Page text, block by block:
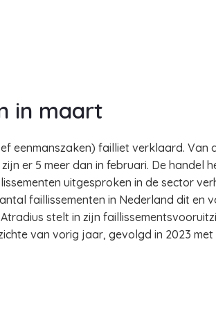
in maart
eenmanszaken) failliet verklaard.
er 5 meer dan in februari. De handel
uitgesproken in de sector
faillissementen in Nederland dit en
stelt in zijn
van vorig jaar, gevolgd in 2023